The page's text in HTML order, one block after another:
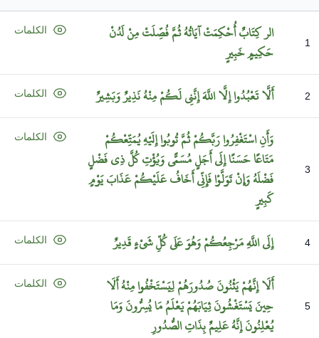
1 الركِتَابٌأُحْكِمَتْآيَاتُهُثُمَّفُصِّلَتْمِنْلَدُنْ
حَكِيمٍخَبِيرٍ
الكلمات
2 أَلَّاتَعْبُدُواإِلَّااللَّهَإِنَّنِيلَكُمْمِنْهُنَذِيرٌوَبَشِيرٌ الكلمات
3
وَأَنِاسْتَغْفِرُوارَبَّكُمْثُمَّتُوبُواإِلَيْهِيُمَتِّعْكُمْ
مَتَاعًاحَسَنًاإِلَىأَجَلٍمُسَمًّىوَيُؤْتِكُلَّذِيفَضْلٍ
فَضْلَهُوَإِنْتَوَلَّوْافَإِنِّيأَخَافُعَلَيْكُمْعَذَابَيَوْمٍ
كَبِيرٍ
الكلمات
4 إِلَىاللَّهِمَرْجِعُكُمْوَهُوَعَلَىكُلِّشَيْءٍقَدِيرٌ الكلمات
5
أَلَاإِنَّهُمْيَثْنُونَصُدُورَهُمْلِيَسْتَخْفُوامِنْهُأَلَا
حِينَيَسْتَغْشُونَثِيَابَهُمْيَعْلَمُمَايُسِرُّونَوَمَا
يُعْلِنُونَإِنَّهُعَلِيمٌبِذَاتِالصُّدُورِ
الكلمات